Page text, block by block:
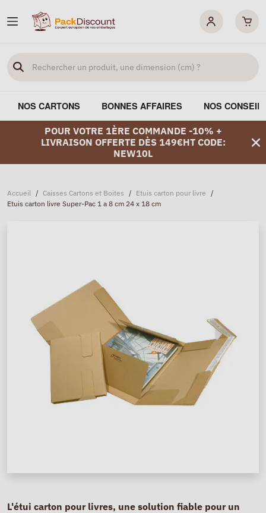
NOS CARTONS BONNES AFFAIRES NOS
POUR VOTRE 1ÈRE COMMANDE -10% +
LIVRAISON OFFERTE DÈS 149€HT CODE:
NEW10L
Accueil / Caisses Cartons et Boites / Etuis carton pour livre /
Etuis carton livre Super-Pac 1 a 8 cm 24 x 18 cm
L'étui carton pour livres, une solution fiable pour un